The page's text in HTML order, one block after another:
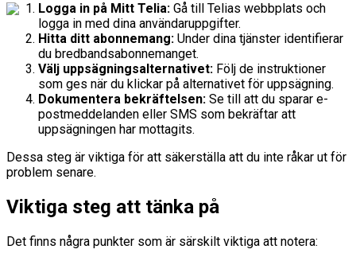
Logga in på Mitt Telia: Gå till Telias webbplats och
logga in med dina användaruppgifter.
Hitta ditt abonnemang: Under dina tjänster identifierar
du bredbandsabonnemanget.
Välj uppsägningsalternativet: Följ de instruktioner
som ges när du klickar på alternativet för uppsägning.
Dokumentera bekräftelsen: Se till att du sparar e-
postmeddelanden eller SMS som bekräftar att
uppsägningen har mottagits.
Dessa steg är viktiga för att säkerställa att du inte råkar ut för
problem senare.
Viktiga steg att tänka på
Det finns några punkter som är särskilt viktiga att notera: